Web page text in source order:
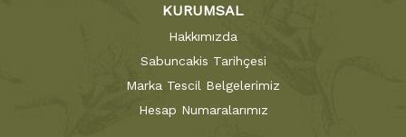
KURUMSAL
Hakkımızda
Sabuncakis Tarihçesi
Marka Tescil Belgelerimiz
Hesap Numaralarımız